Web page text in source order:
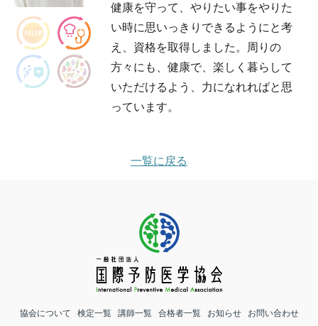
健康を守って、やりたい事をやりた
い時に思いっきりできるようにと考
え、資格を取得しました。周りの
方々にも、健康で、楽しく暮らして
いただけるよう、力になれればと思
っています。
一覧に戻る
協会について 検定一覧 講師一覧 合格者一覧 お知らせ お問い合わせ